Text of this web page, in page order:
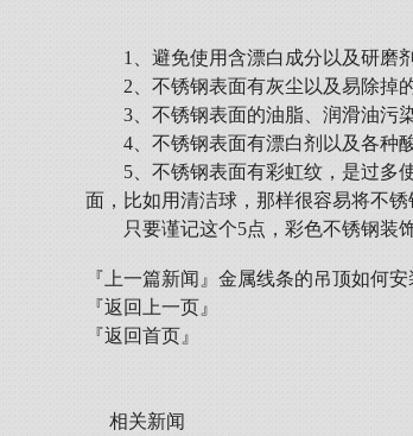
1、避免使用含漂白成分以及研磨
2、不锈钢表面有灰尘以及易除掉
3、不锈钢表面的油脂、润滑油污
4、不锈钢表面有漂白剂以及各种
5、不锈钢表面有彩虹纹，是过多
面，比如用清洁球，那样很容易将不锈
只要谨记这个5点，彩色不锈钢装
『上一篇新闻』 金属线条的吊顶如何安
『返回上一页』
『返回首页』
相关新闻